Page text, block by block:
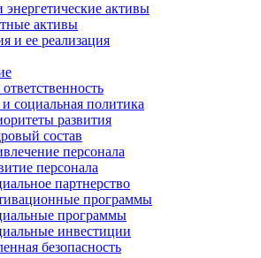
энергетические активы
активы
и ее реализация
социальная политика
развития
состав
персонала
персонала
партнерство
программы
программы
инвестиции
безопасность